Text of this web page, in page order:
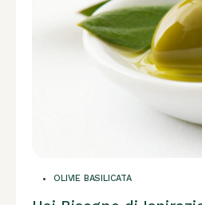
OLIVIE BASILICATA